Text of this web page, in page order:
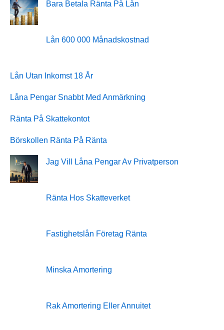
Bara Betala Ränta På Lån
Lån 600 000 Månadskostnad
Lån Utan Inkomst 18 År
Låna Pengar Snabbt Med Anmärkning
Ränta På Skattekontot
Börskollen Ränta På Ränta
Jag Vill Låna Pengar Av Privatperson
Ränta Hos Skatteverket
Fastighetslån Företag Ränta
Minska Amortering
Rak Amortering Eller Annuitet